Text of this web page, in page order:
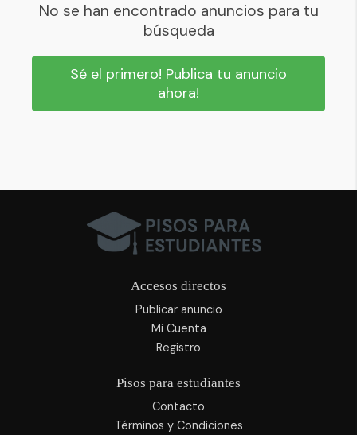
No se han encontrado anuncios para tu
búsqueda
Sé el primero! Publica tu anuncio
ahora!
Accesos directos
Publicar anuncio
Mi Cuenta
Registro
Pisos para estudiantes
Contacto
Términos y Condiciones